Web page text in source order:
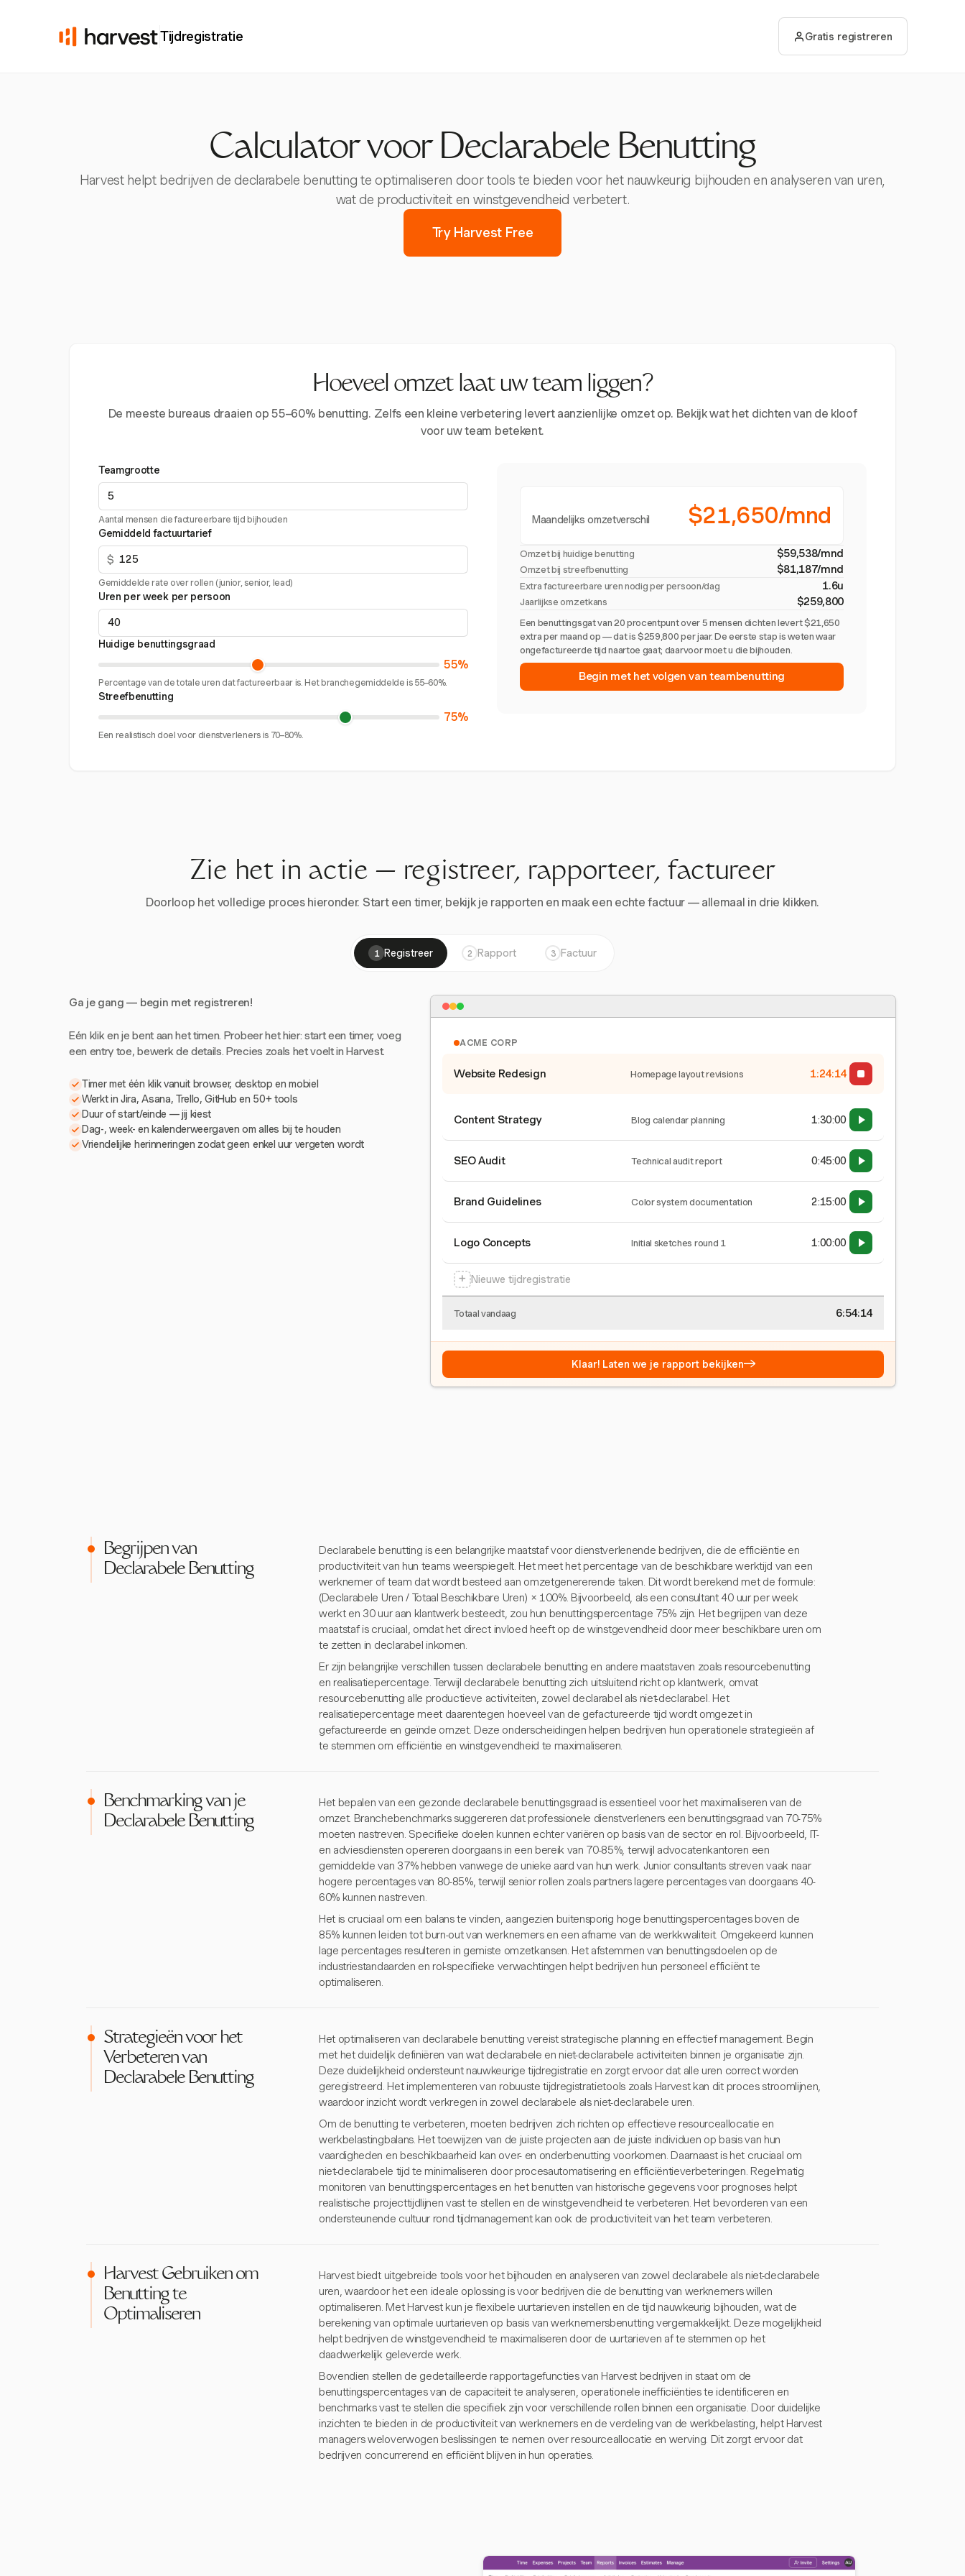
Tijdregistratie Gratis registreren
Calculator voor Declarabele Benutting
Harvest helpt bedrijven de declarabele benutting te optimaliseren door tools te bieden voor het nauwkeurig bijhouden en analyseren van uren,
wat de productiviteit en winstgevendheid verbetert.
Try Harvest Free
Hoeveel omzet laat uw team liggen?
De meeste bureaus draaien op 55–60% benutting. Zelfs een kleine verbetering levert aanzienlijke omzet op. Bekijk wat het dichten van de kloof
voor uw team betekent.
Teamgrootte
Aantal mensen die factureerbare tijd bijhouden
Gemiddeld factuurtarief
$
Gemiddelde rate over rollen (junior, senior, lead)
Uren per week per persoon
Huidige benuttingsgraad
55%
Percentage van de totale uren dat factureerbaar is. Het branchegemiddelde is 55–60%.
Streefbenutting
75%
Een realistisch doel voor dienstverleners is 70–80%.
Maandelijks omzetverschil $21,650/mnd
Omzet bij huidige benutting $59,538/mnd
Omzet bij streefbenutting $81,187/mnd
Extra factureerbare uren nodig per persoon/dag 1.6u
Jaarlijkse omzetkans $259,800
Een benuttingsgat van 20 procentpunt over 5 mensen dichten levert $21,650
extra per maand op — dat is $259,800 per jaar. De eerste stap is weten waar
ongefactureerde tijd naartoe gaat; daarvoor moet u die bijhouden.
Begin met het volgen van teambenutting
Zie het in actie — registreer, rapporteer, factureer
Doorloop het volledige proces hieronder. Start een timer, bekijk je rapporten en maak een echte factuur — allemaal in drie klikken.
1 Registreer 2 Rapport 3 Factuur
Ga je gang — begin met registreren!
Eén klik en je bent aan het timen. Probeer het hier: start een timer, voeg
een entry toe, bewerk de details. Precies zoals het voelt in Harvest.
Timer met één klik vanuit browser, desktop en mobiel
Werkt in Jira, Asana, Trello, GitHub en 50+ tools
Duur of start/einde — jij kiest
Dag-, week- en kalenderweergaven om alles bij te houden
Vriendelijke herinneringen zodat geen enkel uur vergeten wordt
ACME CORP
Website Redesign Homepage layout revisions 1:24:15
Content Strategy Blog calendar planning 1:30:00
SEO Audit Technical audit report 0:45:00
Brand Guidelines Color system documentation 2:15:00
Logo Concepts Initial sketches round 1 1:00:00
+ Nieuwe tijdregistratie
Totaal vandaag 6:54:15
Klaar! Laten we je rapport bekijken→
Begrijpen van
Declarabele Benutting
Declarabele benutting is een belangrijke maatstaf voor dienstverlenende bedrijven, die de efficiëntie en
productiviteit van hun teams weerspiegelt. Het meet het percentage van de beschikbare werktijd van een
werknemer of team dat wordt besteed aan omzetgenererende taken. Dit wordt berekend met de formule:
(Declarabele Uren / Totaal Beschikbare Uren) × 100%. Bijvoorbeeld, als een consultant 40 uur per week
werkt en 30 uur aan klantwerk besteedt, zou hun benuttingspercentage 75% zijn. Het begrijpen van deze
maatstaf is cruciaal, omdat het direct invloed heeft op de winstgevendheid door meer beschikbare uren om
te zetten in declarabel inkomen.
Er zijn belangrijke verschillen tussen declarabele benutting en andere maatstaven zoals resourcebenutting
en realisatiepercentage. Terwijl declarabele benutting zich uitsluitend richt op klantwerk, omvat
resourcebenutting alle productieve activiteiten, zowel declarabel als niet-declarabel. Het
realisatiepercentage meet daarentegen hoeveel van de gefactureerde tijd wordt omgezet in
gefactureerde en geïnde omzet. Deze onderscheidingen helpen bedrijven hun operationele strategieën af
te stemmen om efficiëntie en winstgevendheid te maximaliseren.
Benchmarking van je
Declarabele Benutting
Het bepalen van een gezonde declarabele benuttingsgraad is essentieel voor het maximaliseren van de
omzet. Branchebenchmarks suggereren dat professionele dienstverleners een benuttingsgraad van 70-75%
moeten nastreven. Specifieke doelen kunnen echter variëren op basis van de sector en rol. Bijvoorbeeld, IT-
en adviesdiensten opereren doorgaans in een bereik van 70-85%, terwijl advocatenkantoren een
gemiddelde van 37% hebben vanwege de unieke aard van hun werk. Junior consultants streven vaak naar
hogere percentages van 80-85%, terwijl senior rollen zoals partners lagere percentages van doorgaans 40-
60% kunnen nastreven.
Het is cruciaal om een balans te vinden, aangezien buitensporig hoge benuttingspercentages boven de
85% kunnen leiden tot burn-out van werknemers en een afname van de werkkwaliteit. Omgekeerd kunnen
lage percentages resulteren in gemiste omzetkansen. Het afstemmen van benuttingsdoelen op de
industriestandaarden en rol-specifieke verwachtingen helpt bedrijven hun personeel efficiënt te
optimaliseren.
Strategieën voor het
Verbeteren van
Declarabele Benutting
Het optimaliseren van declarabele benutting vereist strategische planning en effectief management. Begin
met het duidelijk definiëren van wat declarabele en niet-declarabele activiteiten binnen je organisatie zijn.
Deze duidelijkheid ondersteunt nauwkeurige tijdregistratie en zorgt ervoor dat alle uren correct worden
geregistreerd. Het implementeren van robuuste tijdregistratietools zoals Harvest kan dit proces stroomlijnen,
waardoor inzicht wordt verkregen in zowel declarabele als niet-declarabele uren.
Om de benutting te verbeteren, moeten bedrijven zich richten op effectieve resourceallocatie en
werkbelastingbalans. Het toewijzen van de juiste projecten aan de juiste individuen op basis van hun
vaardigheden en beschikbaarheid kan over- en onderbenutting voorkomen. Daarnaast is het cruciaal om
niet-declarabele tijd te minimaliseren door procesautomatisering en efficiëntieverbeteringen. Regelmatig
monitoren van benuttingspercentages en het benutten van historische gegevens voor prognoses helpt
realistische projecttijdlijnen vast te stellen en de winstgevendheid te verbeteren. Het bevorderen van een
ondersteunende cultuur rond tijdmanagement kan ook de productiviteit van het team verbeteren.
Harvest Gebruiken om
Benutting te
Optimaliseren
Harvest biedt uitgebreide tools voor het bijhouden en analyseren van zowel declarabele als niet-declarabele
uren, waardoor het een ideale oplossing is voor bedrijven die de benutting van werknemers willen
optimaliseren. Met Harvest kun je flexibele uurtarieven instellen en de tijd nauwkeurig bijhouden, wat de
berekening van optimale uurtarieven op basis van werknemersbenutting vergemakkelijkt. Deze mogelijkheid
helpt bedrijven de winstgevendheid te maximaliseren door de uurtarieven af te stemmen op het
daadwerkelijk geleverde werk.
Bovendien stellen de gedetailleerde rapportagefuncties van Harvest bedrijven in staat om de
benuttingspercentages van de capaciteit te analyseren, operationele inefficiënties te identificeren en
benchmarks vast te stellen die specifiek zijn voor verschillende rollen binnen een organisatie. Door duidelijke
inzichten te bieden in de productiviteit van werknemers en de verdeling van de werkbelasting, helpt Harvest
managers weloverwogen beslissingen te nemen over resourceallocatie en werving. Dit zorgt ervoor dat
bedrijven concurrerend en efficiënt blijven in hun operaties.